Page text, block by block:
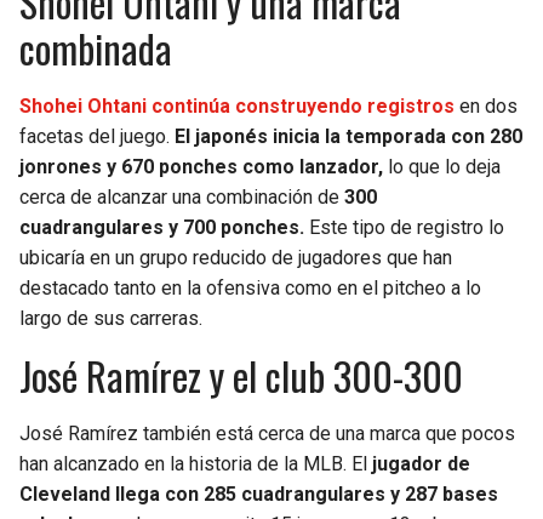
combinada
Shohei Ohtani continúa construyendo registros en dos
facetas del juego. El japonés inicia la temporada con 280
jonrones y 670 ponches como lanzador, lo que lo deja
cerca de alcanzar una combinación de 300
cuadrangulares y 700 ponches. Este tipo de registro lo
ubicaría en un grupo reducido de jugadores que han
destacado tanto en la ofensiva como en el pitcheo a lo
largo de sus carreras.
José Ramírez y el club 300-300
José Ramírez también está cerca de una marca que pocos
han alcanzado en la historia de la MLB. El jugador de
Cleveland llega con 285 cuadrangulares y 287 bases